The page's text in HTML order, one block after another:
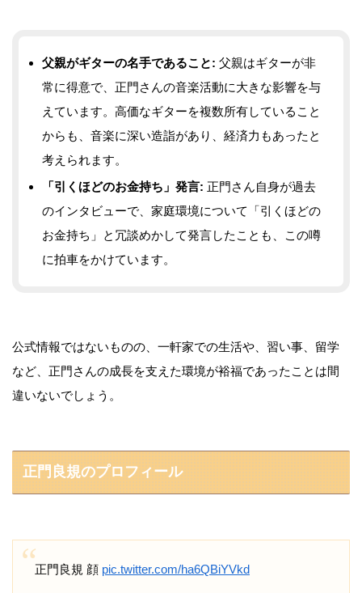
父親がギターの名手であること: 父親はギターが非
常に得意で、正門さんの音楽活動に大きな影響を与
えています。高価なギターを複数所有していること
からも、音楽に深い造詣があり、経済力もあったと
考えられます。
「引くほどのお金持ち」発言: 正門さん自身が過去
のインタビューで、家庭環境について「引くほどの
お金持ち」と冗談めかして発言したことも、この噂
に拍車をかけています。
公式情報ではないものの、一軒家での生活や、習い事、留学
など、正門さんの成長を支えた環境が裕福であったことは間
違いないでしょう。
正門良規のプロフィール
正門良規 顔 pic.twitter.com/ha6QBiYVkd